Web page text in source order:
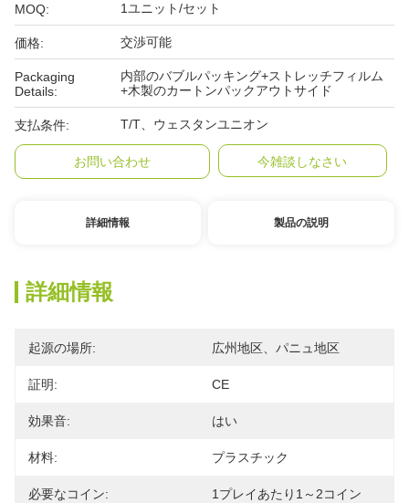
MOQ: 1ユニット/セット
価格: 交渉可能
Packaging
Details:
内部のバブルパッキング+ストレッチフィルム
+木製のカートンパックアウトサイド
支払条件: T/T、ウェスタンユニオン
お問い合わせ 今雑談しなさい
詳細情報 製品の説明
詳細情報
起源の場所: 広州地区、パニュ地区
証明: CE
効果音: はい
材料: プラスチック
必要なコイン: 1プレイあたり1～2コイン